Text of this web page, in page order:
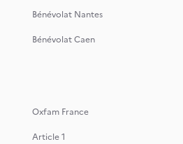
Bénévolat Nantes
Bénévolat Caen
Oxfam France
Article 1